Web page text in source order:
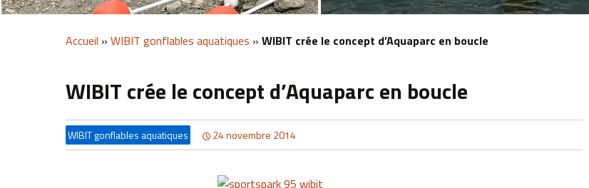
Accueil » WIBIT gonflables aquatiques » WIBIT crée le concept d’Aquaparc en boucle
WIBIT crée le concept d’Aquaparc en boucle
WIBIT gonflables aquatiques 24 novembre 2014